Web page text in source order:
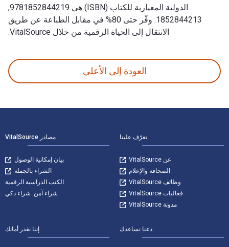
الدولية المعيارية للكتاب (ISBN) هي 9781852844219,
1852844213. وفّر حتى 80% في مقابل الطباعة عن طريق
الانتقال إلى الحياة الرقمية من خلال VitalSource.
العودة إلى الأعلى
تعرّف علينا
عن VitalSource
الصحافة والإعلام
وظائف VitalSource
فعاليات VitalSource
مدونة VitalSource
مصادر VitalSource
بيان إمكانية الوصول
الشراء بالجملة
الكتب الدراسية الرقمية
شراء آمن. شراء ذكي
دعنا نساعدك إننا نقدر أمانك